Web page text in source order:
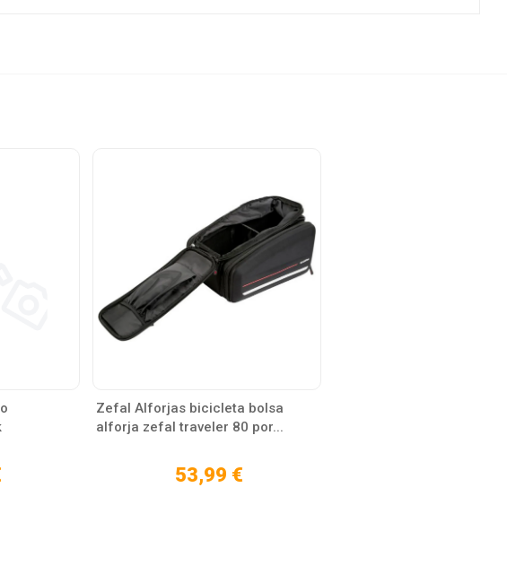
Zefal Alforjas bicicleta bolsa
alforja zefal traveler 80 por...
53,99 €